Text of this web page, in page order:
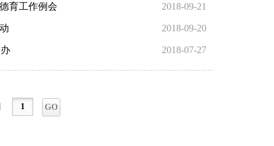
育工作例会 2018-09-21
2018-09-20
2018-07-27
GO